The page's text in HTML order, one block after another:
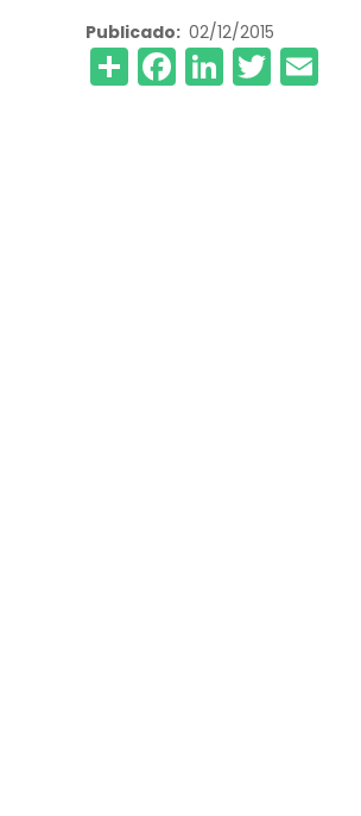
Publicado 02/12/2015
ShareFacebook
LinkedIn